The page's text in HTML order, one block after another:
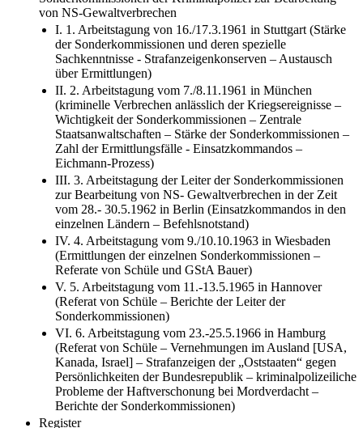
Sonderkommissionen der Kriminalpolizei zur Bearbeitung
von NS-Gewaltverbrechen
I. 1. Arbeitstagung von 16./17.3.1961 in Stuttgart (Stärke
der Sonderkommissionen und deren spezielle
Sachkenntnisse - Strafanzeigenkonserven – Austausch
über Ermittlungen)
II. 2. Arbeitstagung vom 7./8.11.1961 in München
(kriminelle Verbrechen anlässlich der Kriegsereignisse –
Wichtigkeit der Sonderkommissionen – Zentrale
Staatsanwaltschaften – Stärke der Sonderkommissionen –
Zahl der Ermittlungsfälle - Einsatzkommandos –
Eichmann-Prozess)
III. 3. Arbeitstagung der Leiter der Sonderkommissionen
zur Bearbeitung von NS- Gewaltverbrechen in der Zeit
vom 28.- 30.5.1962 in Berlin (Einsatzkommandos in den
einzelnen Ländern – Befehlsnotstand)
IV. 4. Arbeitstagung vom 9./10.10.1963 in Wiesbaden
(Ermittlungen der einzelnen Sonderkommissionen –
Referate von Schüle und GStA Bauer)
V. 5. Arbeitstagung vom 11.-13.5.1965 in Hannover
(Referat von Schüle – Berichte der Leiter der
Sonderkommissionen)
VI. 6. Arbeitstagung vom 23.-25.5.1966 in Hamburg
(Referat von Schüle – Vernehmungen im Ausland [USA,
Kanada, Israel] – Strafanzeigen der „Oststaaten“ gegen
Persönlichkeiten der Bundesrepublik – kriminalpolizeiliche
Probleme der Haftverschonung bei Mordverdacht –
Berichte der Sonderkommissionen)